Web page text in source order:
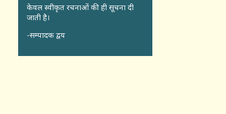
केवल स्वीकृत रचनाओं की ही सूचना दी
जाती है।
-सम्पादक द्वय